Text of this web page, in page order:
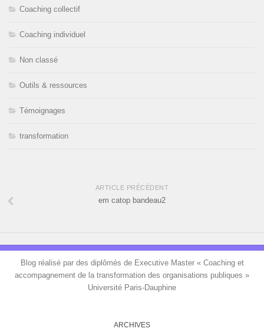
Coaching collectif
Coaching individuel
Non classé
Outils & ressources
Témoignages
transformation
ARTICLE PRÉCÉDENT
em catop bandeau2
Blog réalisé par des diplômés de Executive Master « Coaching et
accompagnement de la transformation des organisations publiques »
Université Paris-Dauphine
ARCHIVES